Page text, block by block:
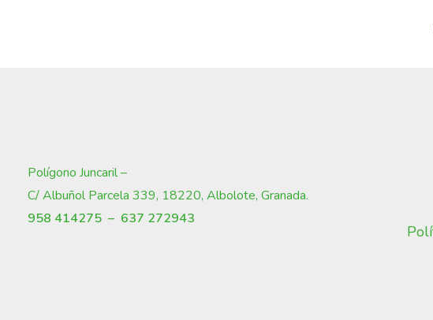
Polígono Juncaril –
C/ Albuñol Parcela 339, 18220, Albolote, Granada.
958 414275 – 637 272943